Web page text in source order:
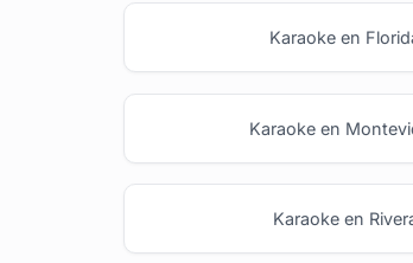
Karaoke en
Karaoke en
Karaoke en